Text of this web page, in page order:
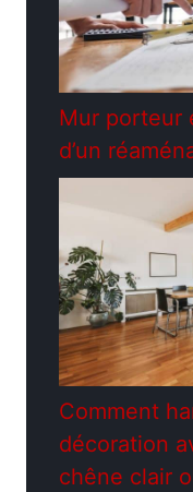
Mur porteur
d’un
Comment
décoration
chêne clair